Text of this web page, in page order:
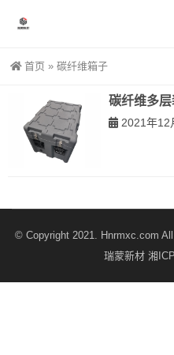
首页 » 碳纤维箱子
碳纤维多
2021年12
© Copyright 2021. Hnrmxc.com
瑞蒙新材 湘